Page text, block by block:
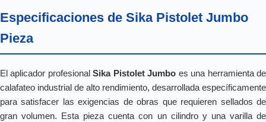
Especificaciones de Sika Pistolet Jumbo
Pieza
El aplicador profesionalSika Pistolet Jumbo es una herramienta de
calafateo industrial de alto rendimiento, desarrollada específicamente
para satisfacer las exigencias de obras que requieren sellados de
gran volumen. Esta pieza cuenta con un cilindro y una varilla de